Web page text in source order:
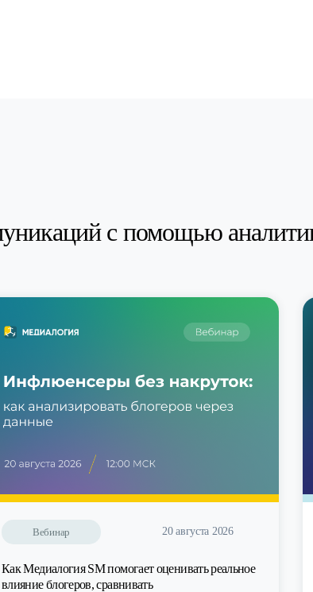
с помощью
Вебинар 20 августа 2026
Как Медиалогия SM помогает оценивать реальное
влияние блогеров, сравнивать